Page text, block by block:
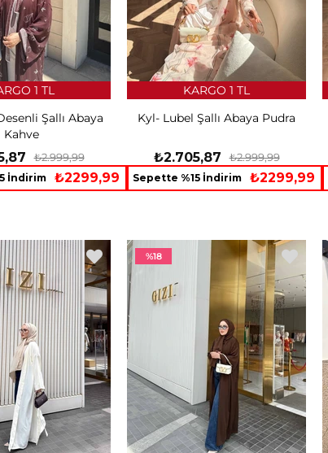
Şallı Abaya
Kahve
₺2.999,99
İndirim ₺2299,99
1 TL
Kyl- Lubel Şallı Abaya Pudra
₺2.705,87 ₺2.999,99
Sepette %15 İndirim ₺2299,99
KARGO 1 TL
%18